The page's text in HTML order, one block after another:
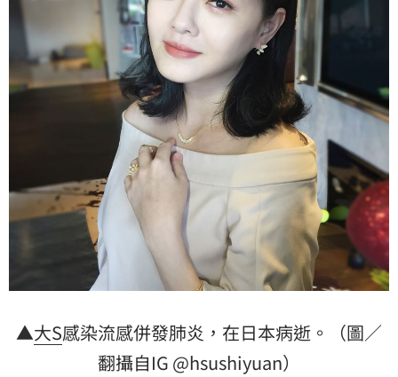
▲大S感染流感併發肺炎，在日本病逝。（圖／
翻攝自IG @hsushiyuan）